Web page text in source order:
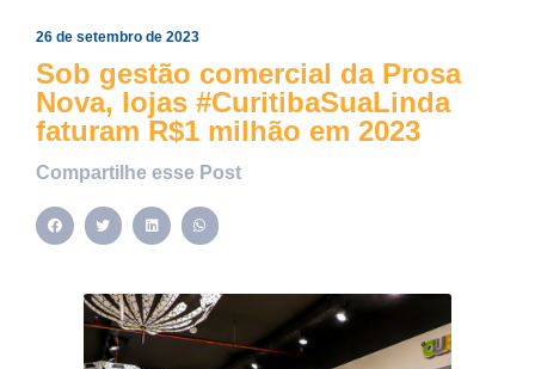
26 de setembro de 2023
Sob gestão comercial da Prosa
Nova, lojas #CuritibaSuaLinda
faturam R$1 milhão em 2023
Compartilhe esse Post